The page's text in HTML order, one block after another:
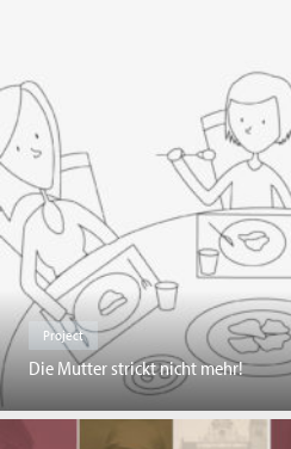
Project
Die Mutter strickt nicht mehr!